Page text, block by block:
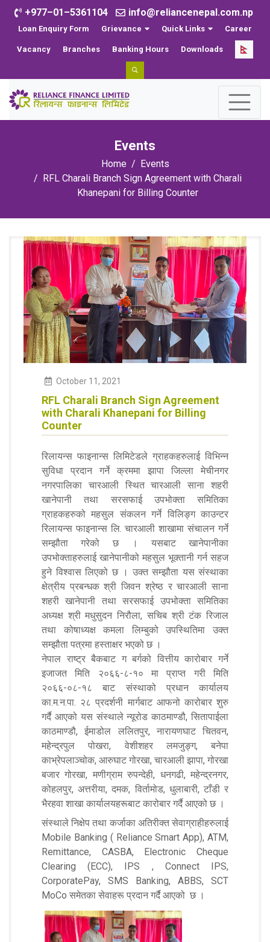
+977–01–5361104 info@reliancenepal.com.np
Loan Enquiry Form Grievance Quick Links Career
Vacancy Branches Banking Hours Downloads
Events
Home
Events
RFL Charali Branch Sign Agreement with Charali
Khanepani for Billing Counter
October 11, 2021
RFL Charali Branch Sign Agreement
with Charali Khanepani for Billing
Counter
रिलायन्स फाइनान्स लिमिटेडले ग्राहकहरुलाई विभिन्न
सुविधा प्रदान गर्ने क्रममा झापा जिल्ला मेचीनगर
नगरपालिका चारआली स्थित चारआली साना शहरी
खानेपानी तथा सरसफाई उपभोक्ता समितिका
ग्राहकहरुको महसुल संकलन गर्ने विलिङ्ग काउन्टर
रिलायन्स फाइनान्स लि. चारआली शाखामा संचालन गर्ने
सम्झौता गरेको छ । यसबाट खानेपानीका
उपभोक्ताहरुलाई खानेपानीको महसुल भूक्तानी गर्न सहज
हुने विश्वास लिएको छ । उक्त सम्झौता यस संस्थाका
क्षेत्रीय प्रबन्धक श्री जिवन श्रेष्ठ र चारआली साना
शहरी खानेपानी तथा सरसफाई उपभोक्ता समितिका
अध्यक्ष श्री मधुसुदन निरौला, सचिब श्री टंक रिजाल
तथा कोषाध्यक्ष कमला लिम्बुको उपस्थितिमा उक्त
सम्झौता पत्रमा हस्ताक्षर भएको छ ।
नेपाल राष्ट्र बैकबाट ग बर्गको वित्तीय कारोबार गर्ने
इजाजत मिति २०६६-८-१० मा प्राप्त गरी मिति
२०६६-०८-१८ बाट संस्थाको प्रधान कार्यालय
का.म.न.पा. २८ प्रदर्शनी मार्गबाट आफनो कारोबार शुरु
गर्दै आएको यस संस्थाले न्यूरोड काठमाण्डौ, सितापाईला
काठमाण्डौ, ईमाडोल ललितपुर, नारायणघाट चितवन,
महेन्द्रपुल पोखरा, वेशीशहर लमजुङ्ग, बनेपा
काभ्रेपलाञ्चोक, आरुघाट गोरखा, चारआली झापा, गोरखा
बजार गोरखा, मणीग्राम रुपन्देही, धनगढी, महेन्द्रनगर,
कोहलपुर, अत्तरीया, दमक, विर्तामोड, धुलाबारी, टाँडी र
भैरहवा शाखा कार्यालयहरूबाट कारोबार गर्दै आएको छ ।
संस्थाले निक्षेप तथा कर्जाका अतिरीक्त सेवाग्राहीहरुलाई
Mobile Banking ( Reliance Smart App), ATM,
Remittance, CASBA, Electronic Cheque
Clearing (ECC), IPS , Connect IPS,
CorporatePay, SMS Banking, ABBS, SCT
MoCo समेतका सेवाहरू प्रदान गर्दै आएको छ ।